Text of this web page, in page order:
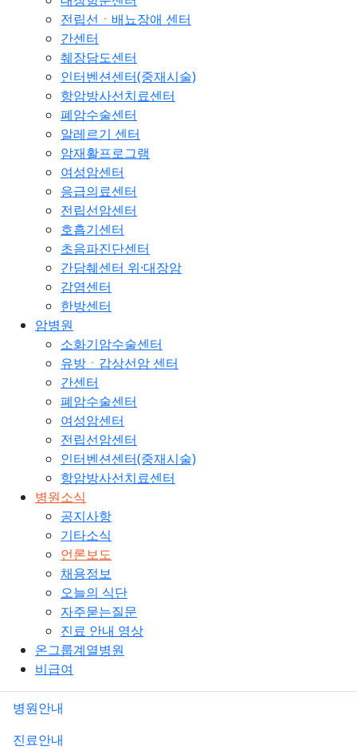
전립선ㆍ배뇨장애 센터
간센터
췌장담도센터
인터벤션센터(중재시술)
항암방사선치료센터
폐암수술센터
알레르기 센터
암재활프로그램
여성암센터
응급의료센터
전립선암센터
호흡기센터
초음파진단센터
간담췌센터 위·대장암
감염센터
한방센터
암병원
소화기암수술센터
유방ㆍ갑상선암 센터
간센터
폐암수술센터
여성암센터
전립선암센터
인터벤션센터(중재시술)
항암방사선치료센터
병원소식
공지사항
기타소식
언론보도
채용정보
오늘의 식단
자주묻는질문
진료 안내 영상
온그룹계열병원
비급여
병원안내
진료안내